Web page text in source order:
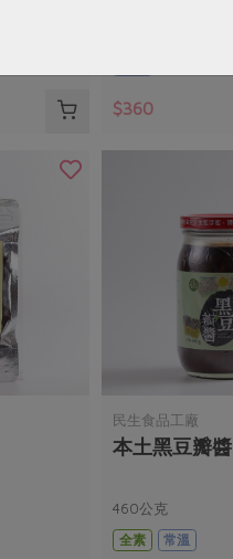
$360
民生食品工廠
本土黑豆瓣醬
460公克
全素
常溫